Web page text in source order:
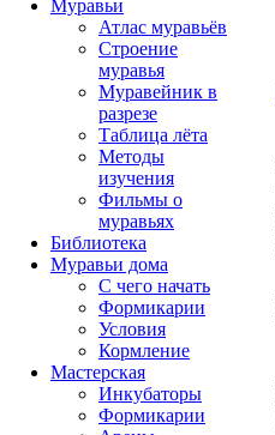
Муравьи
Атлас муравьёв
Строение
муравья
Муравейник в
разрезе
Таблица лёта
Методы
изучения
Фильмы о
муравьях
Библиотека
Муравьи дома
С чего начать
Формикарии
Условия
Кормление
Мастерская
Инкубаторы
Формикарии